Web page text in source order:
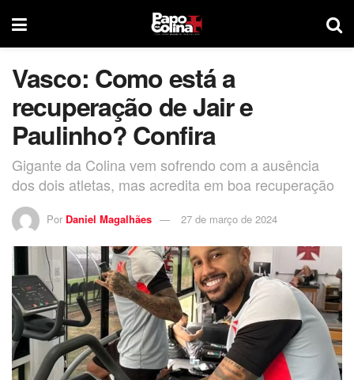
Vasco: Como está a
recuperação de Jair e
Paulinho? Confira
Gigante da Colina vem sofrendo com a ausência
dos dois atletas, mas acredita em boa recuperação
Por Daniel Magalhães 27 de março de 2024